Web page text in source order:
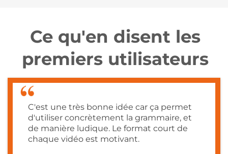
Ce qu'en disent les
premiers utilisateurs
C'est une très bonne idée car ça permet
d'utiliser concrètement la grammaire, et
de manière ludique. Le format court de
chaque vidéo est motivant.